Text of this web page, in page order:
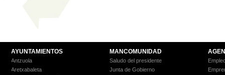
AYUNTAMIENTOS
Antzuola
Aretxabaleta
MANCOMUNIDAD
Saludo del presidente
Junta de Gobierno